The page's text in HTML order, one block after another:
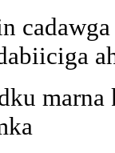
marna